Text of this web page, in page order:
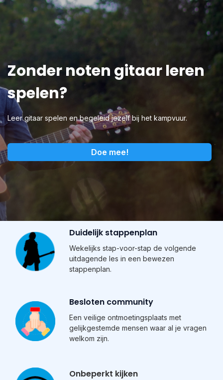
Zonder noten gitaar leren
spelen?
Leer gitaar spelen en begeleid jezelf bij het kampvuur.
Doe mee!
Duidelijk stappenplan
Wekelijks stap-voor-stap de volgende
uitdagende les in een bewezen
stappenplan.
Besloten community
Een veilige ontmoetingsplaats met
gelijkgestemde mensen waar al je vragen
welkom zijn.
Onbeperkt kijken